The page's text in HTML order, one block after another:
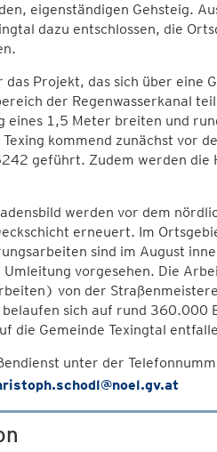
eigenständigen Gehsteig.
dazu entschlossen, die
Projekt, das sich über eine
der Regenwasserkanal
1,5 Meter breiten und
kommend zunächst vor
geführt. Zudem werden
werden vor dem
erneuert. Im
sind im August
vorgesehen. Die
von der
sich auf rund 360.000
die Gemeinde Texingtal
unter der